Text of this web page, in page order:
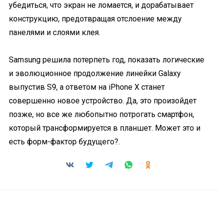
убедиться, что экран не ломается, и дорабатывает
конструкцию, предотвращая отслоение между
панелями и слоями клея.
Samsung решила потерпеть год, показать логические
и эволюционное продолжение линейки Galaxy
выпустив S9, а ответом на iPhone X станет
совершенно новое устройство. Да, это произойдет
позже, но все же любопытно потрогать смартфон,
который трансформируется в планшет. Может это и
есть форм-фактор будущего?.